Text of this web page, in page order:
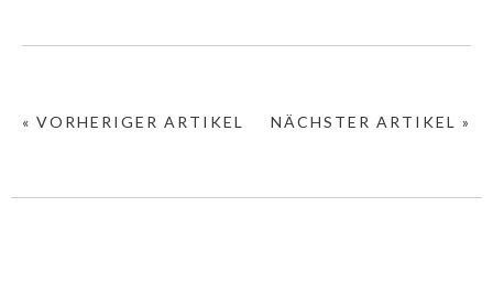
NÄCHSTER ARTIKEL »
« VORHERIGER ARTIKEL